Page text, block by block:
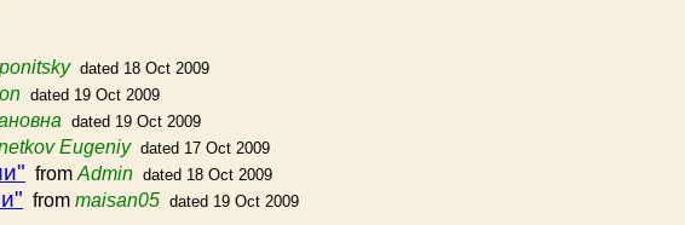
dated 18 Oct 2009
dated 19 Oct 2009
dated 19 Oct 2009
Eugeniy dated 17 Oct 2009
from Admin dated 18 Oct 2009
from maisan05 dated 19 Oct 2009